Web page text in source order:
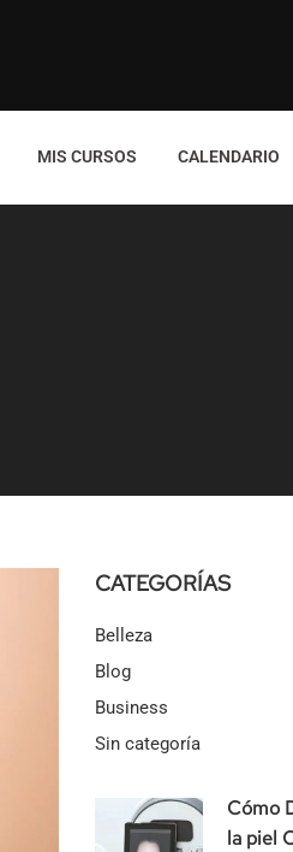
MIS CURSOS CALENDARIO
CATEGORÍAS
Belleza
Blog
Business
Sin categoría
Cómo
la piel